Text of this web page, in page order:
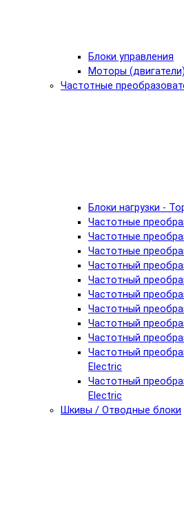
Блоки управления
Моторы
Частотные
Блоки нагрузки -
Частотные
Частотные
Частотные
Частотный
Частотный
Частотный
Частотный
Частотный
Частотный
Частотный
Electric
Частотный
Electric
Шкивы / Отводные блоки